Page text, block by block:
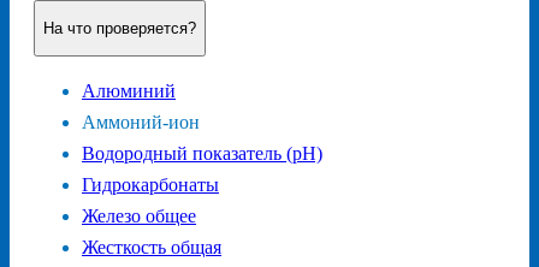
На что проверяется?
Алюминий
Аммоний-ион
Водородный показатель (pH)
Гидрокарбонаты
Железо общее
Жесткость общая